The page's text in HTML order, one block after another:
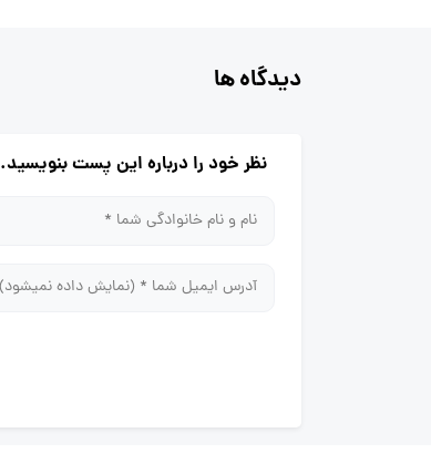
دیدگاه ها
نظر خود را درباره این پست بنویسید.